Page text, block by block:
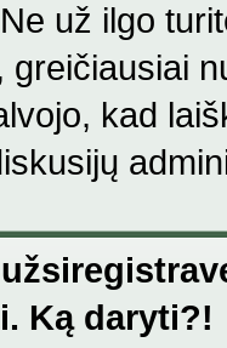
už ilgo
greičiausiai
kad
Ką daryti?!